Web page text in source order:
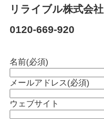
リライブル株式会社
0120-669-920
名前(必須)
メールアドレス (必須)
ウェブサイト